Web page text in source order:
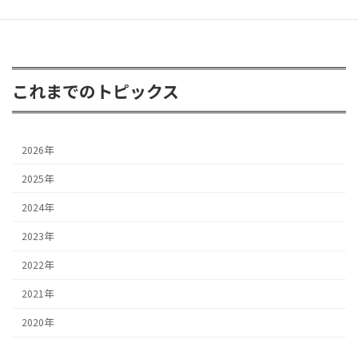
これまでのトピックス
2026年
2025年
2024年
2023年
2022年
2021年
2020年